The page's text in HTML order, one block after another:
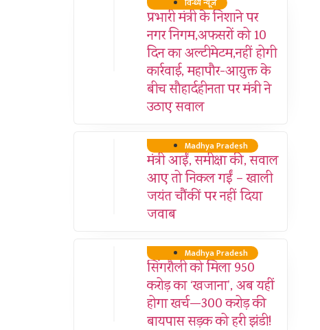
विन्ध्य न्यूज़
प्रभारी मंत्री के निशाने पर
नगर निगम,अफसरों को 10
दिन का अल्टीमेटम,नहीं होगी
कार्रवाई, महापौर-आयुक्त के
बीच सौहार्दहीनता पर मंत्री ने
उठाए सवाल
Madhya Pradesh
मंत्री आईं, समीक्षा की, सवाल
आए तो निकल गईं – खाली
जयंत चौंकीं पर नहीं दिया
जवाब
Madhya Pradesh
सिंगरौली को मिला 950
करोड़ का ‘खजाना’, अब यहीं
होगा खर्च—300 करोड़ की
बायपास सड़क को हरी झंडी!